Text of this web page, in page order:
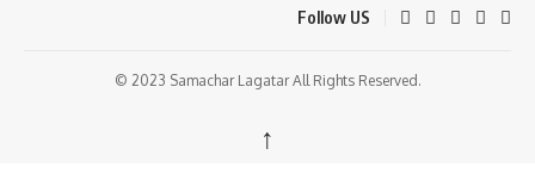
Follow US
© 2023 Samachar Lagatar All Rights Reserved.
↑